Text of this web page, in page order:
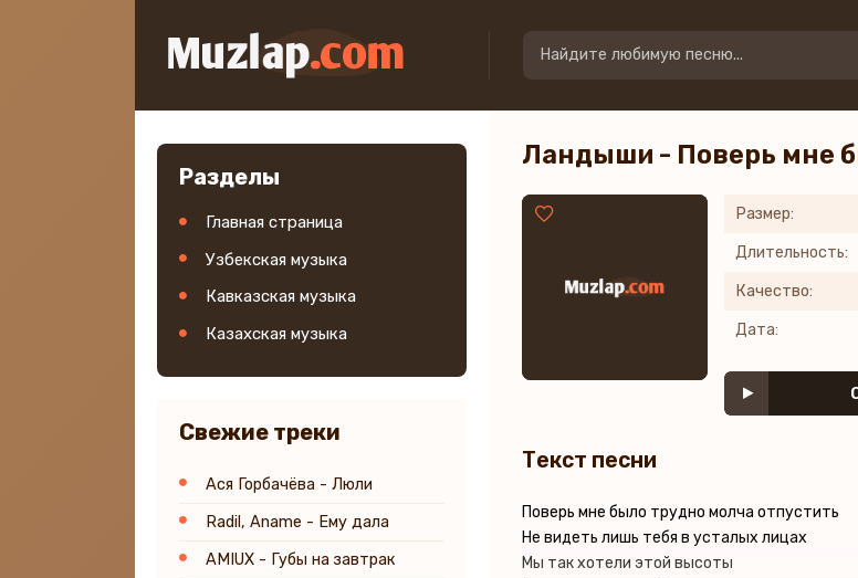
Разделы
Главная страница
Узбекская музыка
Кавказская музыка
Казахская музыка
Свежие треки
Ася Горбачёва - Люли
Radil, Aname - Ему дала
AMIUX - Губы на завтрак
Ландыши - Поверь мне
Размер:
Длительность:
Качество:
Дата:
Текст песни
Поверь мне было трудно молча отпустить
Не видеть лишь тебя в усталых лицах
Мы так хотели этой высоты